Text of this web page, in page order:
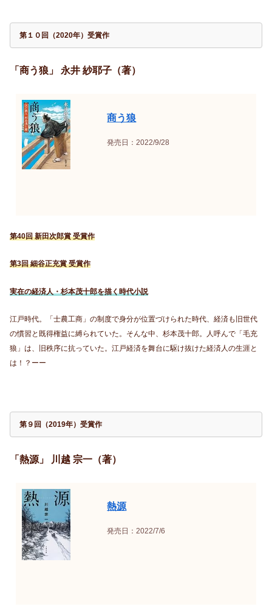
第１０回（2020年）受賞作
「商う狼」 永井 紗耶子（著）
商う狼
発売日：2022/9/28
第40回 新田次郎賞 受賞作
第3回 細谷正充賞 受賞作
実在の経済人・杉本茂十郎を描く時代小説
江戸時代。「士農工商」の制度で身分が位置づけられた時代、経済も旧世代
の慣習と既得権益に縛られていた。そんな中、杉本茂十郎。人呼んで「毛充
狼」は、旧秩序に抗っていた。江戸経済を舞台に駆け抜けた経済人の生涯と
は！？ーー
第９回（2019年）受賞作
「熱源」 川越 宗一（著）
熱源
発売日：2022/7/6